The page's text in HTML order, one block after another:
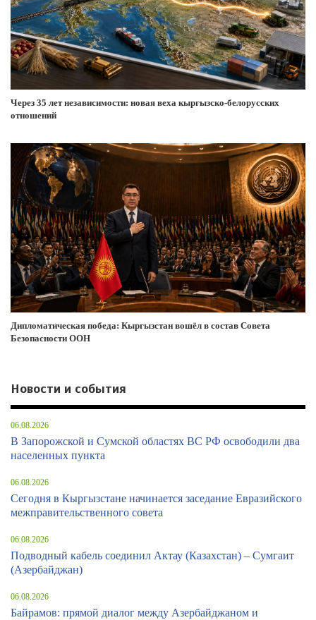
Через 35 лет независимости: новая веха кыргызско-белорусских
отношений
Дипломатическая победа: Кыргызстан вошёл в состав Совета
Безопасности ООН
Новости и события
06.08.2026
В Запорожской и Сумской областях ВС РФ освободили два
населенных пункта
06.08.2026
Сегодня в Кыргызстане начинается заседание Евразийского
межправительственного совета
06.08.2026
Подводный кабель соединил Актау (Казахстан) – Сумгаит
(Азербайджан)
06.08.2026
Байрамов: прямой диалог между Азербайджаном и